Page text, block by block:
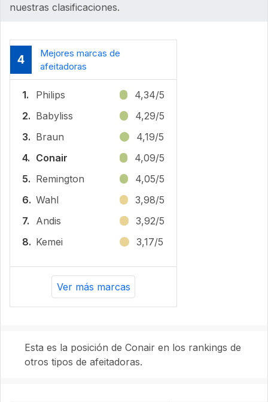
nuestras clasificaciones.
4
Mejores marcas de
afeitadoras
1. Philips
4,34/5
2. Babyliss
4,29/5
3. Braun
4,19/5
4. Conair
4,09/5
5. Remington
4,05/5
6. Wahl
3,98/5
7.
Andis
3,92/5
8. Kemei 3,17/5
Ver más marcas
Esta es la posición de Conair en los rankings de
otros tipos de afeitadoras.